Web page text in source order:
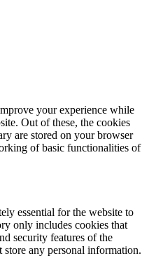
your experience while
Out of these, the cookies
are stored on your browser
of basic functionalities of
essential for the website to
only includes cookies that
security features of the
any personal information.